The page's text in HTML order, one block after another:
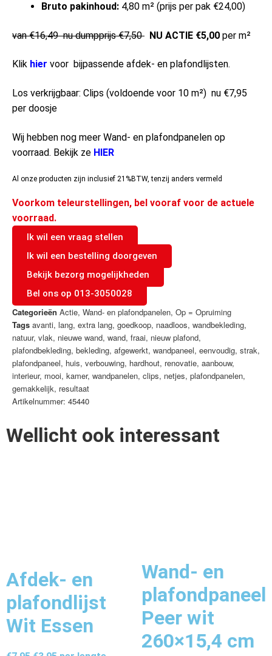
Bruto pakinhoud: 4,80 m² (prijs per pak €24,00)
van €16,49 nu dumpprijs €7,50 NU ACTIE €5,00 per m²
Klik hier voor bijpassende afdek- en plafondlijsten.
Los verkrijgbaar: Clips (voldoende voor 10 m²) nu €7,95
per doosje
Wij hebben nog meer Wand- en plafondpanelen op
voorraad. Bekijk ze HIER
Al onze producten zijn inclusief 21%BTW, tenzij anders vermeld
Voorkom teleurstellingen, bel vooraf voor de actuele
voorraad.
Ik wil een vraag stellen
Ik wil een bestelling doorgeven
Bekijk bezorg mogelijkheden
Bel ons op 013-3050028
Categorieën Actie, Wand- en plafondpanelen, Op = Opruiming
Tags avanti, lang, extra lang, goedkoop, naadloos, wandbekleding,
natuur, vlak, nieuwe wand, wand, fraai, nieuw plafond,
plafondbekleding, bekleding, afgewerkt, wandpaneel, eenvoudig, strak,
plafondpaneel, huis, verbouwing, hardhout, renovatie, aanbouw,
interieur, mooi, kamer, wandpanelen, clips, netjes, plafondpanelen,
gemakkelijk, resultaat
Artikelnummer: 45440
Wellicht ook interessant
Afdek- en
plafondlijst
Wit Essen
Wand- en
plafondpaneel
Peer wit
260×15,4 cm